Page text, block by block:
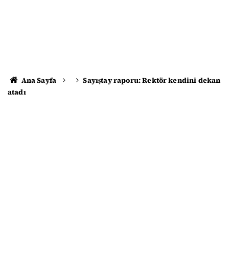
Ana Sayfa
Sayıştay raporu: Rektör kendini dekan
atadı